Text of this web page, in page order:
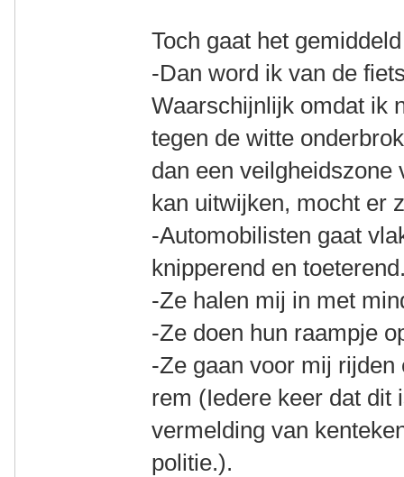
Toch gaat het
-Dan word ik van de
Waarschijnlijk omdat ik
tegen de witte
dan een
kan uitwijken, mocht er
-Automobilisten gaat
knipperend en
-Ze halen mij in met
-Ze doen hun raampje
-Ze gaan voor mij
rem (Iedere keer dat dit
vermelding van
politie.).